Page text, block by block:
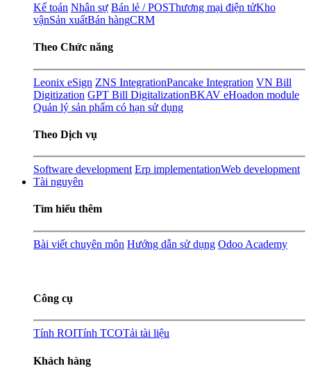
Kế toán Nhân sự Bán lẻ / POSThương mại điện tửKho
vậnSản xuấtBán hàngCRM
Theo Chức năng
Leonix eSign ZNS IntegrationPancake Integration VN Bill
Digitization GPT Bill DigitalizationBKAV eHoadon module
Quản lý sản phẩm có hạn sử dụng
Theo Dịch vụ
Software development Erp implementationWeb development
Tài nguyên
Tìm hiểu thêm
Bài viết chuyên môn Hướng dẫn sử dụng Odoo Academy
Công cụ
Tính ROITính TCOTải tài liệu
Khách hàng